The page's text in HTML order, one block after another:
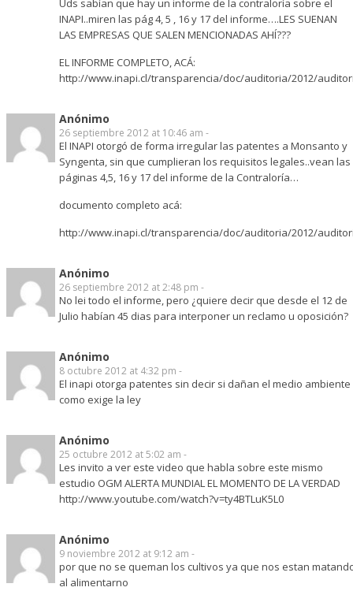
Uds sabían que hay un informe de la contraloría sobre el
INAPI..miren las pág 4, 5 , 16 y 17 del informe….LES SUENAN
LAS EMPRESAS QUE SALEN MENCIONADAS AHÍ???
EL INFORME COMPLETO, ACÁ:
http://www.inapi.cl/transparencia/doc/auditoria/2012/
Anónimo
26 septiembre 2012 at 10:46 am -
El INAPI otorgó de forma irregular las patentes a Monsanto y
Syngenta, sin que cumplieran los requisitos legales..vean las
páginas 4,5, 16 y 17 del informe de la Contraloría…
documento completo acá:
http://www.inapi.cl/transparencia/doc/auditoria/2012/
Anónimo
26 septiembre 2012 at 2:48 pm -
No lei todo el informe, pero ¿quiere decir que desde el 12 de
Julio habían 45 dias para interponer un reclamo u oposición?
Anónimo
8 octubre 2012 at 4:32 pm -
El inapi otorga patentes sin decir si dañan el medio ambiente
como exige la ley
Anónimo
25 octubre 2012 at 5:02 am -
Les invito a ver este video que habla sobre este mismo
estudio OGM ALERTA MUNDIAL EL MOMENTO DE LA VERDAD
http://www.youtube.com/watch?v=ty4BTLuK5L0
Anónimo
9 noviembre 2012 at 9:12 am -
por que no se queman los cultivos ya que nos estan
al alimentarno